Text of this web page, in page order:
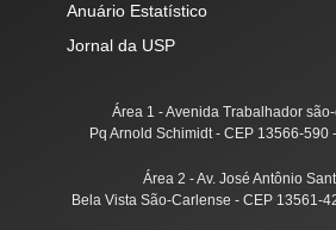
Anuário Estatístico
Jornal da USP
Área 1 - Avenida Trabalhador
Pq Arnold Schimidt - CEP 13566-590
Área 2 - Av. José Antônio
Bela Vista São-Carlense - CEP 13561-